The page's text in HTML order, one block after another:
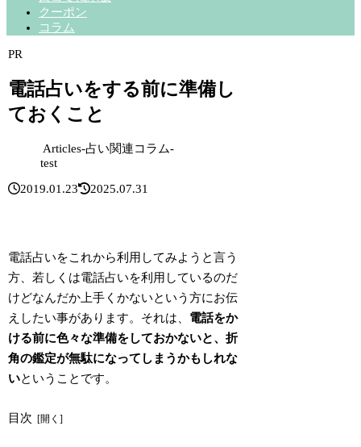
クーポン
コラム
PR
電話占いをする前に準備し
ておくこと
Articles-占い関連コラム-
test
2019.01.23
2025.07.31
電話占いをこれから利用してみようと言う
方、若しくは電話占いを利用しているのだ
けどなんだか上手くかないという方にお伝
えしたい事があります。それは、 電話をか
ける前に色々な準備をしておかないと、折
角の鑑定が無駄になってしまうかもしれな
いということです。
目次